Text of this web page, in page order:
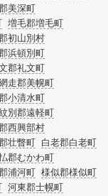
美深町
増毛郡増毛町
初山別村
浜頓別町
郡礼文町
走郡美幌町
小清水町
別郡遠軽町
西興部村
壮瞥町 白老郡白老町
郡むかわ町
浦河町 様似郡様似町
河東郡士幌町